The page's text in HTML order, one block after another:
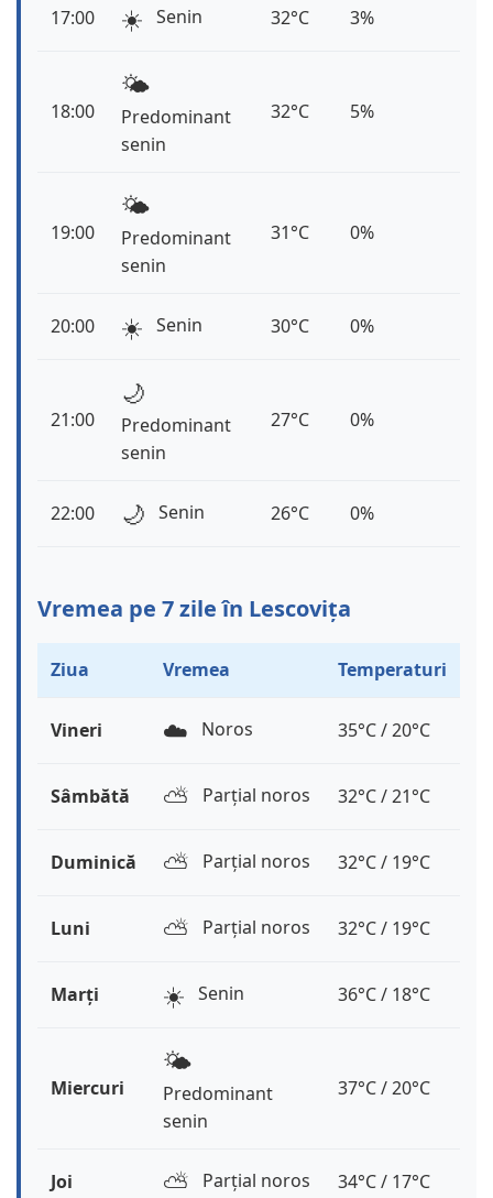
17:00 ☀️ Senin 32°C 3%
18:00
🌤️
Predominant
senin
32°C 5%
19:00
🌤️
Predominant
senin
31°C 0%
20:00 ☀️ Senin 30°C 0%
21:00
🌙
Predominant
senin
27°C 0%
22:00 🌙 Senin 26°C 0%
Vremea pe 7 zile în Lescovița
Ziua Vremea Temperaturi
Vineri ☁️ Noros 35°C / 20°C
Sâmbătă ⛅️ Parțial noros 32°C / 21°C
Duminică ⛅️ Parțial noros 32°C / 19°C
Luni ⛅️ Parțial noros 32°C / 19°C
Marți ☀️ Senin 36°C / 18°C
Miercuri
🌤️
Predominant
senin
37°C / 20°C
Joi ⛅️ Parțial noros 34°C / 17°C